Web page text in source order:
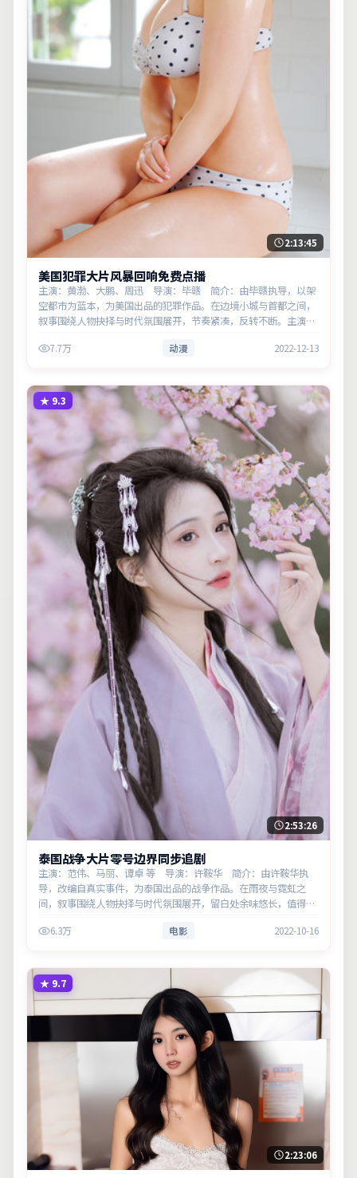
2:13:45
美国犯罪大片风暴回响免费点播
主演：黄渤、大鹏、周迅 导演：毕赣 简介：由毕赣执导，以架
空都市为蓝本，为美国出品的犯罪作品。在边境小城与首都之间，
叙事围绕人物抉择与时代氛围展开，节奏紧凑，反转不断。主演以
7.7万 动漫 2022-12-13
★ 9.3
2:53:26
泰国战争大片零号边界同步追剧
主演：范伟、马丽、谭卓 等 导演：许鞍华 简介：由许鞍华执
导，改编自真实事件，为泰国出品的战争作品。在雨夜与霓虹之
间，叙事围绕人物抉择与时代氛围展开，留白处余味悠长，值得细
6.3万 电影 2022-10-16
★ 9.7
2:23:06